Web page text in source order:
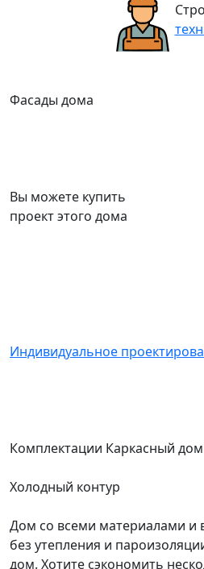
Фасады дома
Вы можете купить
проект этого дома
Индивидуальное
Комплектации Каркасный
Холодный контур
Дом со всеми материалами и
без утепления и
дом. Хотите сэкономить